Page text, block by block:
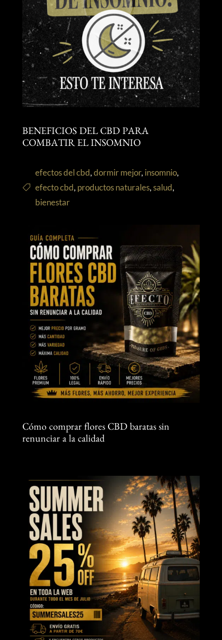
BENEFICIOS DEL CBD PARA
COMBATIR EL INSOMNIO
efectos del cbd,dormir mejor, insomnio,
efecto cbd, productos naturales,salud,
bienestar
Cómo comprar flores CBD baratas sin
renunciar a la calidad